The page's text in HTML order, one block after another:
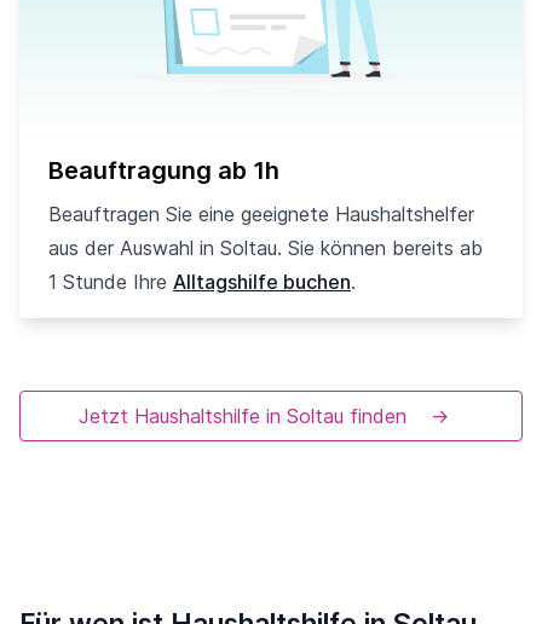
Beauftragung ab 1h
Beauftragen Sie eine geeignete Haushaltshelfer
aus der Auswahl in Soltau. Sie können bereits ab
1 Stunde Ihre Alltagshilfe buchen.
Jetzt Haushaltshilfe in Soltau finden →